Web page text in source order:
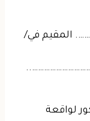
المقيم في/
لواقعة